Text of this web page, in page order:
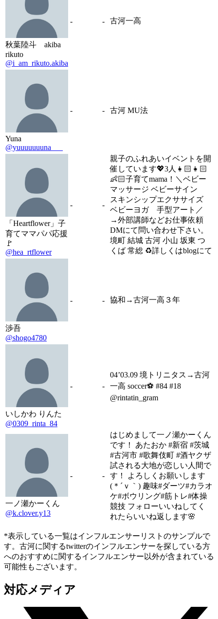
秋葉陸斗 akiba
rikuto
@i_am_rikuto.akiba
- - 古河一高
Yuna
@yuuuuuuuna___
- - 古河 MU法
「Heartflower」子
育てママパパ応援
🚩
@hea_rtflower
- -
親子のふれあいイベントを開
催しています💖3人👧🏻👧🏻
👶🏻子育てmama！＼ベビー
マッサージ ベビーサイン
スキンシップエクササイズ
ベビーヨガ 手型アート／
→外部講師などお仕事依頼
DMにて問い合わせ下さい。
境町 結城 古河 小山 坂東 つ
くば 常総 ♻️詳しくはblogにて
渉吾
@shogo4780
- - 協和→古河一高３年
いしかわ りんた
@0309_rinta_84
- -
04’03.09 境トリニタス→古河
一高 soccer⚽️ #84 #18
@rintatin_gram
一ノ瀬かーくん
@k.clover.y13
- -
はじめまして一ノ瀬かーくん
です！ あたおか #新宿 #茨城
#古河市 #歌舞伎町 #酒ヤクザ
試される大地が恋しい人間で
す！ よろしくお願いします
(＊´ｖ｀) 趣味#ダーツ#カラオ
ケ#ボウリング#筋トレ#体操
競技 フォローいいねしてく
れたらいいね返します🌸
*表示している一覧はインフルエンサーリストのサンプルで
す。古河に関するtwitterのインフルエンサーを探している方
へのおすすめに関するインフルエンサー以外が含まれている
可能性もございます。
対応メディア